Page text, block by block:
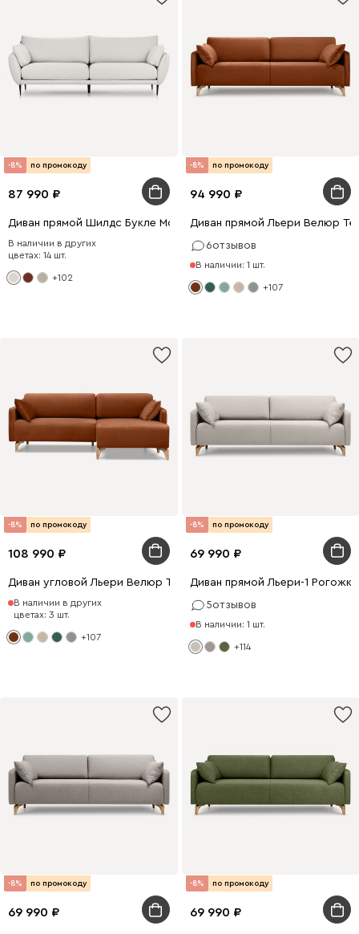
-8% по промокоду
87 990
Диван прямой Шилдс Букле Молочный
В наличии в других
цветах: 14 шт.
+102
-8% по промокоду
94 990
Диван прямой Льери Велюр
6отзывов
В наличии: 1 шт.
+107
-8% по промокоду
108 990
Диван угловой Льери Велюр Терракотовый
В наличии в других
цветах: 3 шт.
+107
-8% по промокоду
69 990
Диван прямой Льери-1
5отзывов
В наличии: 1 шт.
+114
-8% по промокоду
69 990
-8% по промокоду
69 990